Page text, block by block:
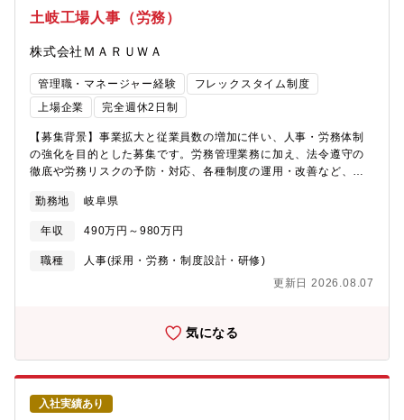
板の開発～生産を行っており、中期経営計画MNS115 Planを「実
行フェーズで成立させるための中心装置」として、最先端ICパッ
ケージ基板技術を通じて、世界の電子・通信産業の進化を支え、
次世代の社会インフラを創ることをビジョンとして掲げていま
す。なかでも品質保証部は不具合を未然に防ぐため、顧客実装プ
ロセスの調査・分析、潜在的な不具合の特定、およびその改善策
の立案・実行を担い、同社の製品品質向上に貢献することをミッ
ションとしています。【業務内容】半導体実装工程が複雑化して
いる技術動向から、パッケージ基板メーカーとして実装工程を正
しく理解していくことの重要性が高まっています。最新の半導体
実装技術から、同社製品の出荷品質をさらに強化するための課題
を特定し、具体的な改善策の立案と提案、ならびに実行支援を行
動向の把握 OSAT企業訪問、実装関連企業やメーカーとの積極的
に関する深い専門知識を習得し、最新の技術動向や市場情報を習
得いただきます。その情報をもとに、製品品質強化に向けた改善
力】・OSAT企業や実装関連メーカー、業界有識者との交流を通じ
瞰し、品質強化のための具体的な改善提案を行える業務です。・
土岐工場人事（労務）
株式会社ＭＡＲＵＷＡ
管理職・マネージャー経験
フレックスタイム制度
上場企業
完全週休2日制
【募集背景】事業拡大と従業員数の増加に伴い、人事・労務体制
の強化を目的とした募集です。労務管理業務に加え、法令遵守の
徹底や労務リスクの予防・対応、各種制度の運用・改善など、会
容】労務担当として、従業員が安心して働ける職場環境の整備・
運営を担っていただきます。日常の労務管理に加え、法令遵守や
労務リスクの低減、制度改善など、組織全体を支える業務を幅広
く担当いただきます。・労働基準法をはじめとする各種法令への
国籍社員を含めた労務管理・労務相談への対応（従業員・管理
機関（労働基準監督署・年金事務所等）への対応・安全衛生委員
会や産業医との連携、健康管理施策の運営・人事制度・福利厚生
制度の運用および改善・人事システムや勤怠システムの運用・改
善・労務関連データの分析および経営層への報告・提案【仕事の
やりがい・魅力】成長企業の労務体制づくりに主体的に携われる
法改正対応や制度設計など、専門性を活かせる経営層や各部門と
勤務地 岐阜県
年収 490万円～980万円
職種
人事(採用・労務・制度設計・研修)
更新日 2026.08.07
気になる
入社実績あり